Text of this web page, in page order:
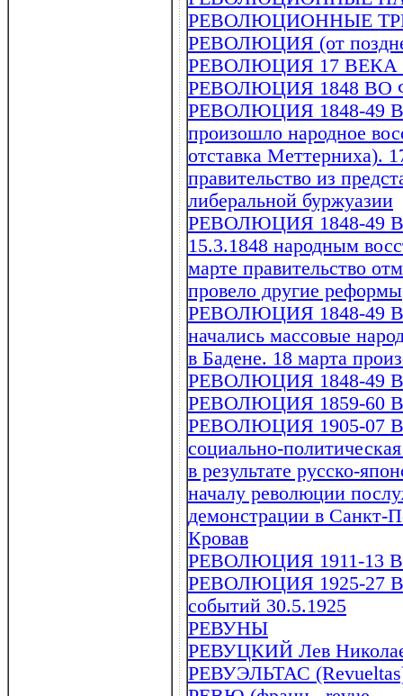
РЕВОЛЮЦИОННЫЕ
РЕВОЛЮЦИЯ (от
РЕВОЛЮЦИЯ 17
РЕВОЛЮЦИЯ 1848 ВО
РЕВОЛЮЦИЯ 1848-49 В
произошло народное
отставка Меттерниха).
правительство из
либеральной буржуазии
РЕВОЛЮЦИЯ 1848-49
15.3.1848 народным
марте правительство
провело другие реформы
РЕВОЛЮЦИЯ 1848-49
начались массовые
в Бадене. 18 марта
РЕВОЛЮЦИЯ 1848-49
РЕВОЛЮЦИЯ 1859-60
РЕВОЛЮЦИЯ 1905-07
социально-
в результате русско-
началу революции
демонстрации в Санкт-
Кровав
РЕВОЛЮЦИЯ 1911-13
РЕВОЛЮЦИЯ 1925-27 В
событий 30.5.1925
РЕВУНЫ
РЕВУЦКИЙ Лев
РЕВУЭЛЬТАС